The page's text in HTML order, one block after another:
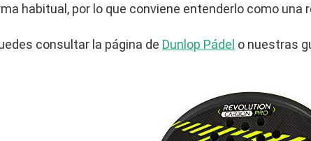
habitual, por lo que conviene entenderlo como
consultar la página de Dunlop Pádel o nuestras